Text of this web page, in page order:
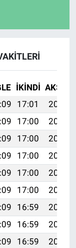
İKINDI AKŞAM
17:01
20:21
17:00
20:20
17:00
20:20
17:00
20:19
17:00
20:18
17:00
20:17
16:59
20:16
16:59
20:15
16:59
20:14